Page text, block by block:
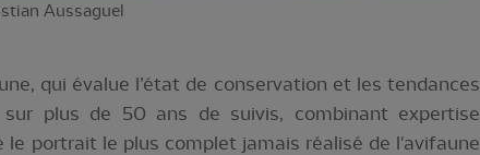
Aussaguel
qui évalue l’état de conservation et les tendances
sur plus de 50 ans de suivis, combinant expertise
portrait le plus complet jamais réalisé de l'avifaune